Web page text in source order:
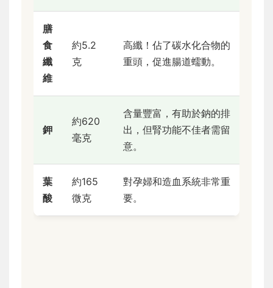
膳
食
纖
維
約5.2
克
高纖！佔了碳水化合物的
重頭，促進腸道蠕動。
鉀
約620
毫克
含量豐富，有助於鈉的排
出，但腎功能不佳者需留
意。
葉
酸
約165
微克
對孕婦和造血系統非常重
要。